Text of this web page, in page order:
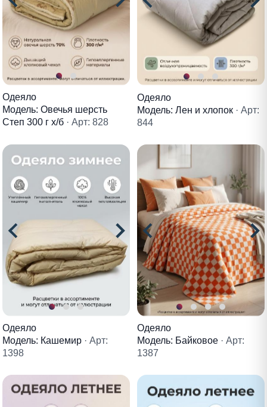
Одеяло
Модель: Овечья шерсть
Степ 300 г х/б · Арт: 828
Одеяло
Модель: Лен и хлопок · Арт:
844
Одеяло
Модель: Кашемир · Арт:
1398
Одеяло
Модель: Байковое · Арт:
1387